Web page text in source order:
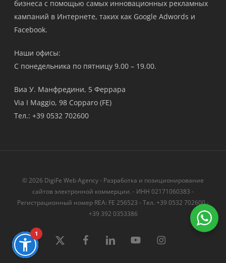
бизнеса с помощью самых инновационных рекламных
кампаний в Интернете, таких как Google Adwords и
Facebook.
Наши офисы:
С понедельника по пятницу 9.00 – 19.00.
Виа У. Манфредини, 5 Феррара
Via I Maggio, 98 Copparo (FE)
Тел.: +39 0532 702600
© 2026 DigiFe Web Agency - Разработка и позиционирование
сайтов электронной коммерции. - ИНН 02171060383 -
Регистрационный номер REA: FE 256523 - Тел. +39 0532 702600 -
+39 392 0353386
твиттер FacebookLinkedIn YouTube instagram
1